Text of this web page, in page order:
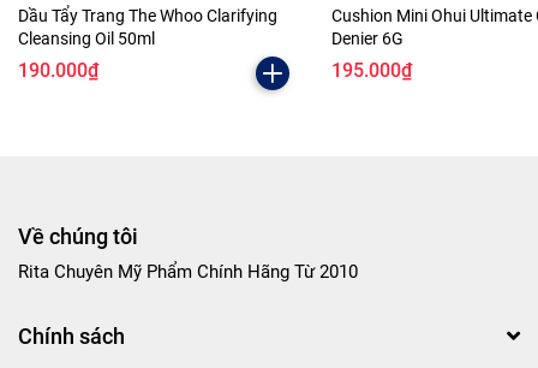
Dầu Tẩy Trang The Whoo Clarifying
Cleansing Oil 50ml
190.000₫
Cushion Mini Ohui Ultimate
Denier 6G
195.000₫
Về chúng tôi
Rita Chuyên Mỹ Phẩm Chính Hãng Từ 2010
Chính sách